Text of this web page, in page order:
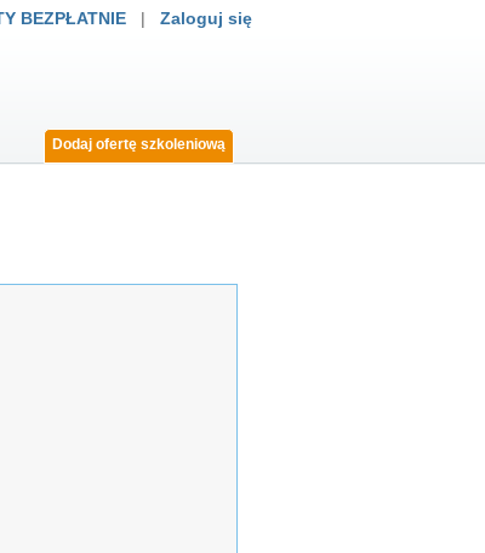
BEZPŁATNIE | Zaloguj się
Dodaj ofertę szkoleniową